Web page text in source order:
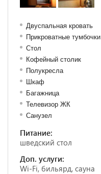
Двуспальная кровать
Прикроватные тумбочки
Стол
Кофейный столик
Полукресла
Шкаф
Багажница
Телевизор ЖК
Санузел
Питание:
шведский стол
Доп. услуги:
Wi-Fi, бильярд, сауна